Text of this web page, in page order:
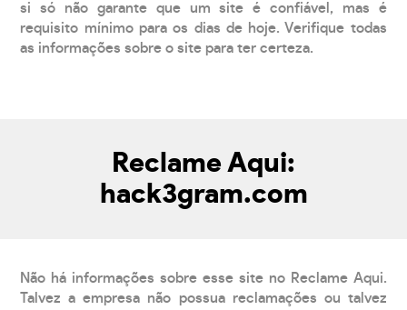
si só não garante que um site é confiável, mas é
requisito mínimo para os dias de hoje. Verifique todas
as informações sobre o site para ter certeza.
Reclame Aqui:
hack3gram.com
Não há informações sobre esse site no Reclame Aqui.
Talvez a empresa não possua reclamações ou talvez